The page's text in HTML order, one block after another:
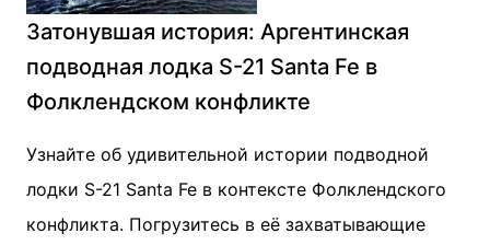
Затонувшая история: Аргентинская
подводная лодка S-21 Santa Fe в
Фолклендском конфликте
Узнайте об удивительной истории подводной
лодки S-21 Santa Fe в контексте Фолклендского
конфликта. Погрузитесь в её захватывающие